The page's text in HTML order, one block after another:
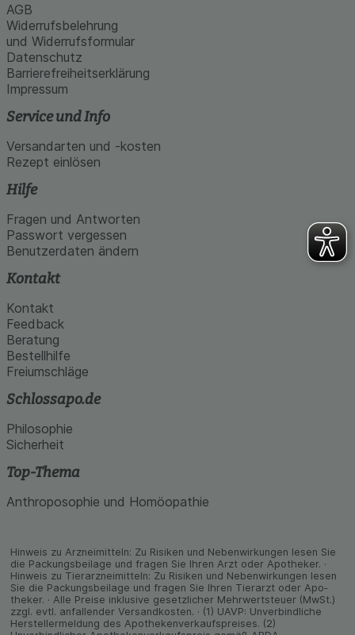
AGB
Widerrufsbelehrung
und Widerrufsformular
Datenschutz
Barrierefreiheitserklärung
Impressum
Service und Info
Versandarten und -kosten
Rezept einlösen
Hilfe
Fragen und Antworten
Passwort vergessen
Benutzerdaten ändern
Kontakt
Kontakt
Feedback
Beratung
Bestellhilfe
Freiumschläge
Schlossapo.de
Philosophie
Sicherheit
Top-Thema
Anthroposophie und Homöopathie
Hinweis zu Arzneimitteln: Zu Risiken und Neben­wirkungen lesen Sie
die Packungs­beilage und fragen Sie Ihren Arzt oder Apo­theker. ·
Hinweis zu Tier­arz­nei­mitteln: Zu Risiken und Neben­wirkungen lesen
Sie die Packungs­beilage und fragen Sie Ihren Tier­arzt oder Apo­
theker. · Alle Preise inklusive gesetz­licher Mehrwertsteuer (MwSt.)
zzgl. evtl. anfallender Versand­kosten. · (1) UAVP: Unverbindliche
Herstellermeldung des Apothekenverkaufspreises. (2)